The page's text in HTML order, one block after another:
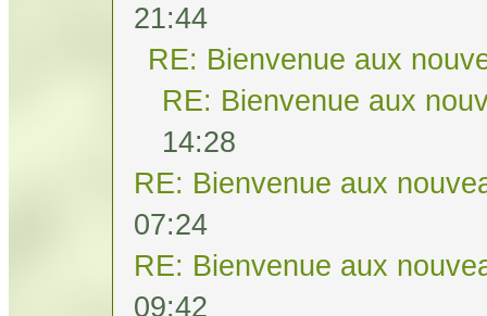
21:44
RE: Bienvenue aux
RE: Bienvenue aux
14:28
RE: Bienvenue aux
07:24
RE: Bienvenue aux
09:42